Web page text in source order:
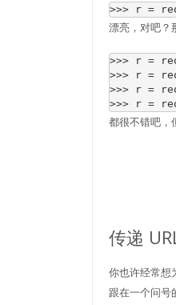
>>> r =
漂亮，对吧？
>>> r =
>>>
r =
>>>
r =
>>>
r =
都很不错吧，
传递
你也许经常想
跟在一个问号